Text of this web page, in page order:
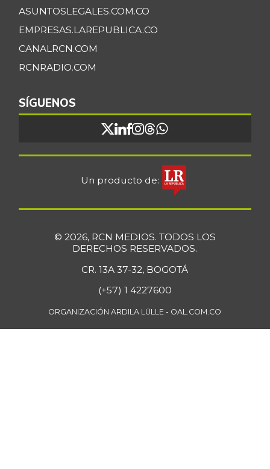
ASUNTOSLEGALES.COM.CO
EMPRESAS.LAREPUBLICA.CO
CANALRCN.COM
RCNRADIO.COM
SÍGUENOS
Un producto de:
© 2026, RCN MEDIOS. TODOS LOS
DERECHOS RESERVADOS.
CR. 13A 37-32, BOGOTÁ
(+57) 1 4227600
ORGANIZACIÓN ARDILA LÜLLE - OAL.COM.CO